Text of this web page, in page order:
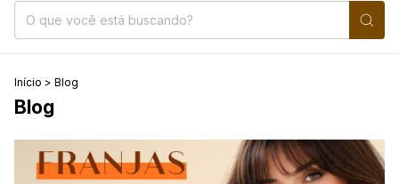
Início > Blog
Blog